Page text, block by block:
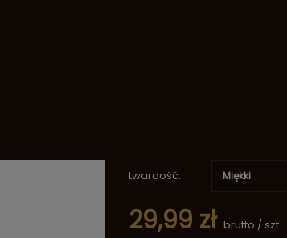
twardość Miękki
29,99 zł brutto / szt.